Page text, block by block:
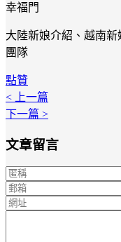
幸福門
大陸新娘介紹、越南
團隊
點贊
< 上一篇
下一篇 >
文章留言